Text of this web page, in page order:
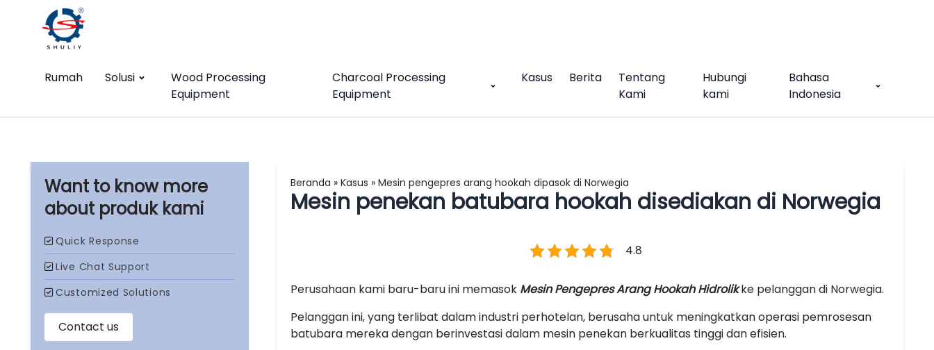
Rumah Solusi
Wood Processing
Equipment
Charcoal Processing
Equipment
Kasus Berita
Tentang
Kami
Hubungi
kami
Bahasa
Indonesia
produk kami
Beranda » Kasus » Mesin pengepres arang hookah dipasok di Norwegia
Mesin penekan batubara hookah disediakan di Norwegia
4.8
Perusahaan kami baru-baru ini memasok Mesin Pengepres Arang Hookah Hidrolikke pelanggan di Norwegia.
Pelanggan ini, yang terlibat dalam industri perhotelan, berusaha untuk meningkatkan operasi pemrosesan
batubara mereka dengan berinvestasi dalam mesin penekan berkualitas tinggi dan efisien.